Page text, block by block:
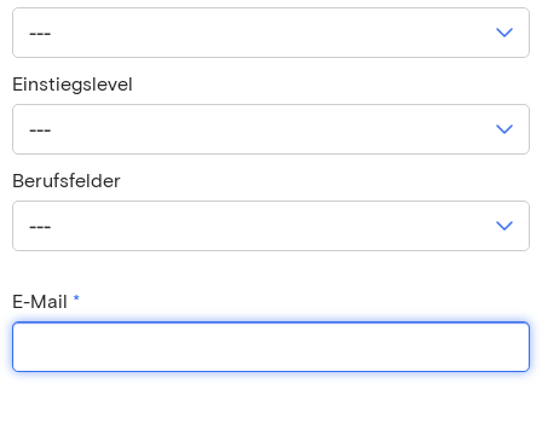
---
Einstiegslevel
---
Berufsfelder
---
E-Mail *